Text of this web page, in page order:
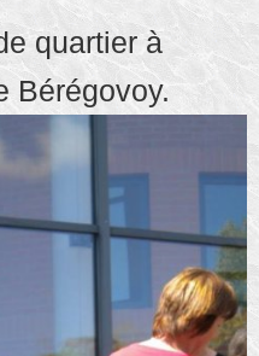
quartier à
Bérégovoy.